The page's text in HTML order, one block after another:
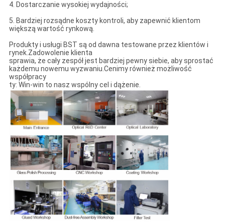
4. Dostarczanie wysokiej wydajności;
5. Bardziej rozsądne koszty kontroli, aby zapewnić klientom
większą wartość rynkową.
Produkty i usługi BST są od dawna testowane przez klientów i
rynek.Zadowolenie klienta
sprawia, że ​​cały zespół jest bardziej pewny siebie, aby sprostać
każdemu nowemu wyzwaniu.Cenimy również możliwość
współpracy
ty: Win-win to nasz wspólny cel i dążenie.